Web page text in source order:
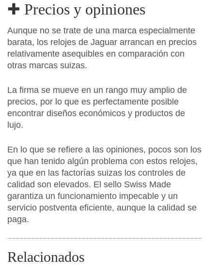
✚ Precios y opiniones
Aunque no se trate de una marca especialmente
barata, los relojes de Jaguar arrancan en precios
relativamente asequibles en comparación con
otras marcas suizas.
La firma se mueve en un rango muy amplio de
precios, por lo que es perfectamente posible
encontrar diseños económicos y productos de
lujo.
En lo que se refiere a las opiniones, pocos son los
que han tenido algún problema con estos relojes,
ya que en las factorías suizas los controles de
calidad son elevados. El sello Swiss Made
garantiza un funcionamiento impecable y un
servicio postventa eficiente, aunque la calidad se
paga.
Relacionados